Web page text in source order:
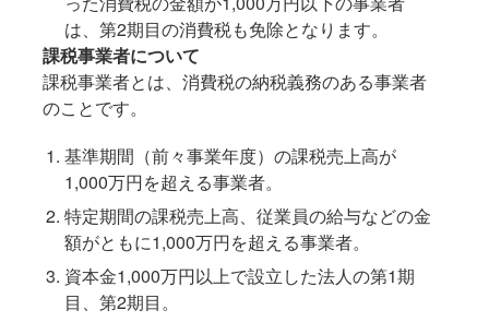
は、第2期目の消費税も免除となります。
課税事業者について
課税事業者とは、消費税の納税義務のある事業者
のことです。
基準期間（前々事業年度）の課税売上高が
1,000万円を超える事業者。
特定期間の課税売上高、従業員の給与などの金
額がともに1,000万円を超える事業者。
資本金1,000万円以上で設立した法人の第1期
目、第2期目。